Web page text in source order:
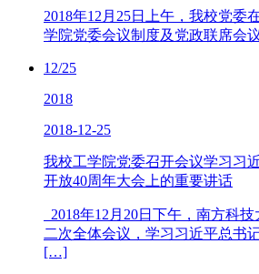
2018年12月25日上午，我校党委
学院党委会议制度及党政联席会
12/25
2018
2018-12-25
我校工学院党委召开会议学习习
开放40周年大会上的重要讲话
2018年12月20日下午，南方科
二次全体会议，学习习近平总书
[…]